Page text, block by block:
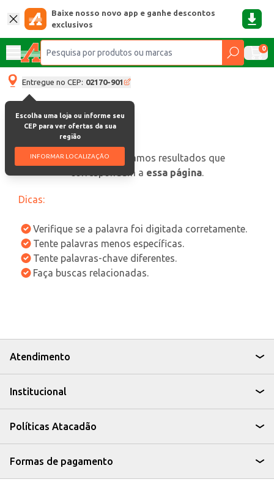
Baixe nosso novo app e ganhe descontos
exclusivos
0
Entregue no CEP: 02170-901
Escolha uma loja ou informe seu
CEP para ver ofertas da sua
região
INFORMAR LOCALIZAÇÃO
oops, não encontramos resultados que
correspondam a essa página.
Dicas:
Verifique se a palavra foi digitada corretamente.
Tente palavras menos específicas.
Tente palavras-chave diferentes.
Faça buscas relacionadas.
Atendimento
Institucional
Políticas Atacadão
Formas de pagamento